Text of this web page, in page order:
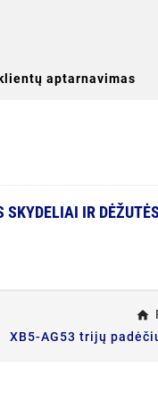
aptarnavimas
SKYDELIAI IR
XB5-AG53 trijų